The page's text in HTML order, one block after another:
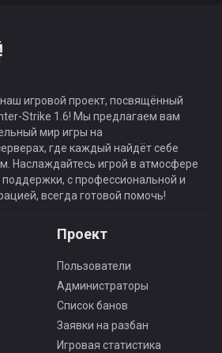
игровой проект, посвящённый
Strike 1.6! Мы предлагаем вам
мир игры на
где каждый найдёт себе
Наслаждайтесь игрой в атмосфере
с профессиональной и
всегда готовой помочь!
Проект
Пользователи
Администраторы
Список банов
Заявки на разбан
Игровая статистика